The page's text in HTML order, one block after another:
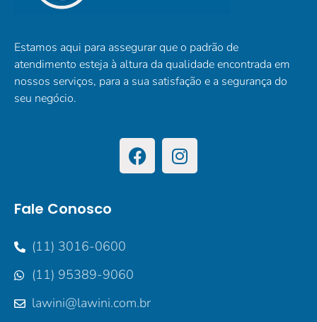
Estamos aqui para assegurar que o padrão de
atendimento esteja à altura da qualidade encontrada em
nossos serviços, para a sua satisfação e a segurança do
seu negócio.
Fale Conosco
(11) 3016-0600
(11) 95389-9060
lawini@lawini.com.br